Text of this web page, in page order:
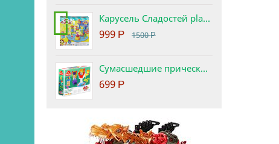
-33% Карусель Сладостей play-doh. Набор с пластилином.
999 Р 1500 Р
Сумасшедшие прически набор play-doh
699 Р